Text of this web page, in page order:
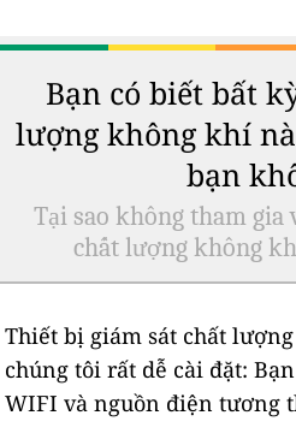
Bạn có biết bất
lượng không khí
bạn
Tại sao không tham
chất lượng không
Thiết bị giám sát chất
chúng tôi rất dễ cài đặt:
WIFI và nguồn điện tương